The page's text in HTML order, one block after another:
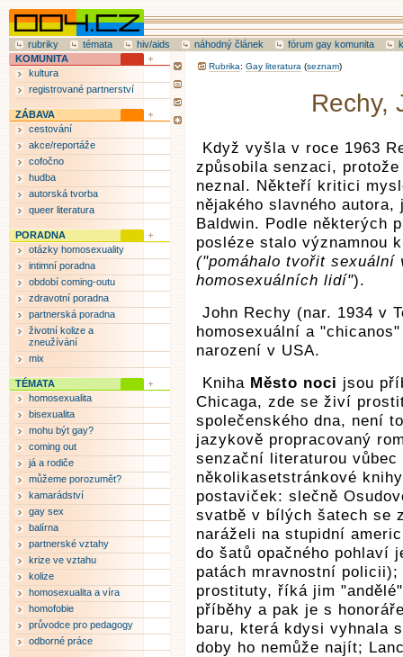
rubriky témata hiv/aids náhodný článek fórum gay komunita
Rubrika: Gay literatura (seznam)
Rechy,
Když vyšla v roce 1963
způsobila senzaci,
neznal. Někteří kritici
nějakého slavného
Baldwin. Podle některých
posléze stalo významnou
("pomáhalo tvořit sexuální
homosexuálních lidí").
John Rechy (nar. 1934 v
homosexuální a
narození v USA.
Kniha Město noci jsou
Chicaga, zde se živí
společenského dna, není
jazykově propracovaný
senzační literaturou
několikasetstránkové
postaviček: slečně
svatbě v bílých šatech se
naráželi na stupidní
do šatů opačného
patách mravnostní
prostituty, říká jim
příběhy a pak je s
baru, která kdysi vyhnala
doby ho nemůže najít;
KOMUNITA
kultura
registrované partnerství
ZÁBAVA
cestování
akce/reportáže
cofočno
hudba
autorská tvorba
queer literatura
PORADNA
otázky homosexuality
intimní poradna
období coming-outu
zdravotní poradna
partnerská poradna
životní kolize a
zneužívání
mix
TÉMATA
homosexualita
bisexualita
mohu být gay?
coming out
já a rodiče
můžeme porozumět?
kamarádství
gay sex
balírna
partnerské vztahy
krize ve vztahu
kolize
homosexualita a víra
homofobie
průvodce pro pedagogy
odborné práce